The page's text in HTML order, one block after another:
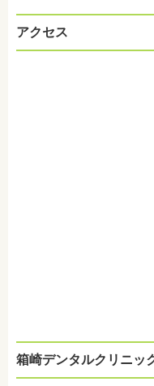
アクセス
箱崎デンタルクリニッ